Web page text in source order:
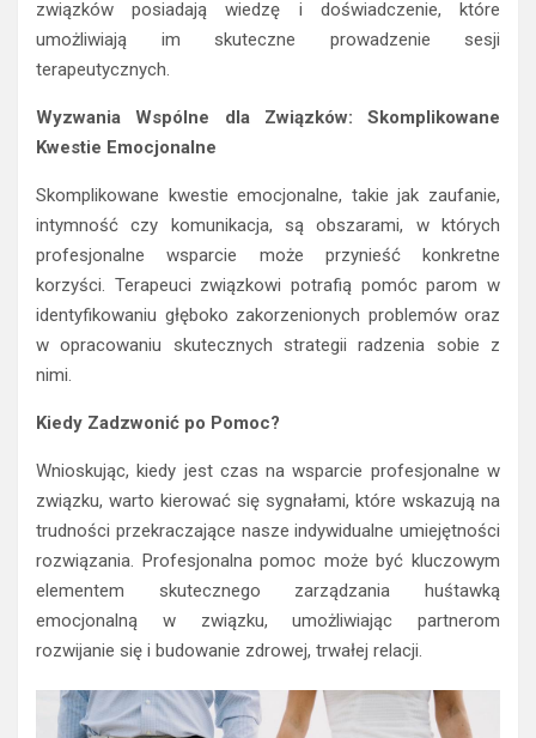
związków posiadają wiedzę i doświadczenie, które
umożliwiają im skuteczne prowadzenie sesji
terapeutycznych.
Wyzwania Wspólne dla Związków: Skomplikowane
Kwestie Emocjonalne
Skomplikowane kwestie emocjonalne, takie jak zaufanie,
intymność czy komunikacja, są obszarami, w których
profesjonalne wsparcie może przynieść konkretne
korzyści. Terapeuci związkowi potrafią pomóc parom w
identyfikowaniu głęboko zakorzenionych problemów oraz
w opracowaniu skutecznych strategii radzenia sobie z
nimi.
Kiedy Zadzwonić po Pomoc?
Wnioskując, kiedy jest czas na wsparcie profesjonalne w
związku, warto kierować się sygnałami, które wskazują na
trudności przekraczające nasze indywidualne umiejętności
rozwiązania. Profesjonalna pomoc może być kluczowym
elementem skutecznego zarządzania huśtawką
emocjonalną w związku, umożliwiając partnerom
rozwijanie się i budowanie zdrowej, trwałej relacji.